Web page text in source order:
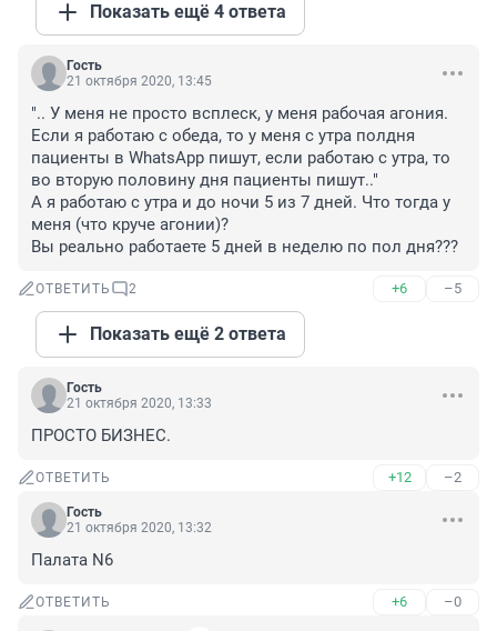
Показать ещё 4 ответа
Гость
21 октября 2020, 13:45
".. У меня не просто всплеск, у меня рабочая агония.
Если я работаю с обеда, то у меня с утра полдня
пациенты в WhatsApp пишут, если работаю с утра, то
во вторую половину дня пациенты пишут.."
А я работаю с утра и до ночи 5 из 7 дней. Что тогда у
меня (что круче агонии)?
Вы реально работаете 5 дней в неделю по пол дня???
ОТВЕТИТЬ 2 +6 –5
Показать ещё 2 ответа
Гость
21 октября 2020, 13:33
ПРОСТО БИЗНЕС.
ОТВЕТИТЬ +12 –2
Гость
21 октября 2020, 13:32
Палата N6
ОТВЕТИТЬ +6 –0